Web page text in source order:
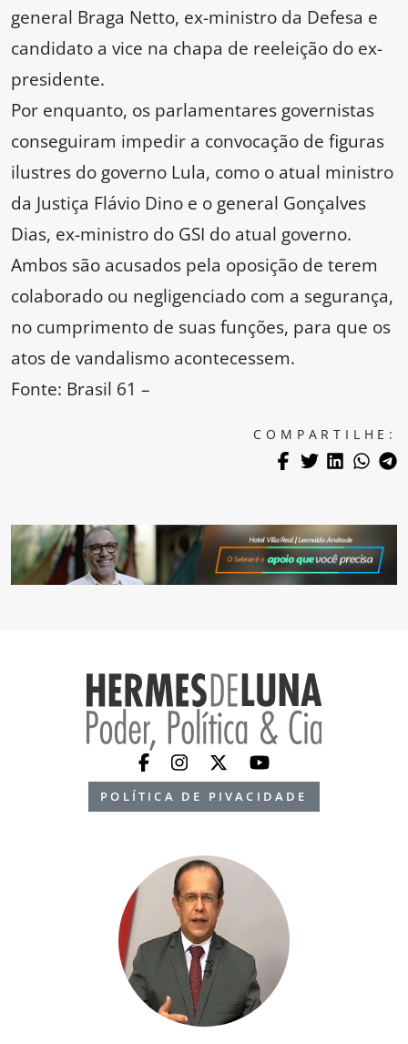
general Braga Netto, ex-ministro da Defesa e
candidato a vice na chapa de reeleição do ex-
presidente.
Por enquanto, os parlamentares governistas
conseguiram impedir a convocação de figuras
ilustres do governo Lula, como o atual ministro
da Justiça Flávio Dino e o general Gonçalves
Dias, ex-ministro do GSI do atual governo.
Ambos são acusados pela oposição de terem
colaborado ou negligenciado com a segurança,
no cumprimento de suas funções, para que os
atos de vandalismo acontecessem.
Fonte: Brasil 61 –
COMPARTILHE:
POLÍTICA DE PIVACIDADE